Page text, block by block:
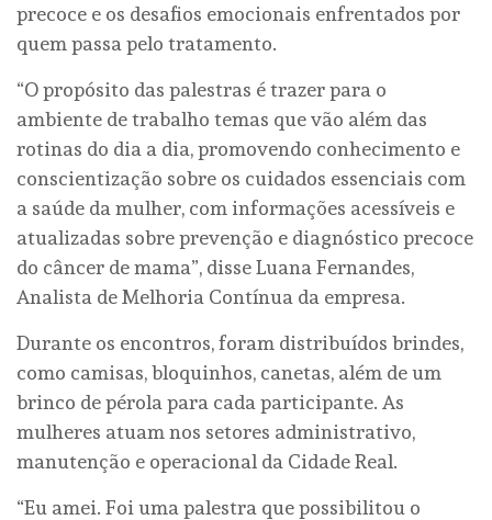
precoce e os desafios emocionais enfrentados por
quem passa pelo tratamento.
“O propósito das palestras é trazer para o
ambiente de trabalho temas que vão além das
rotinas do dia a dia, promovendo conhecimento e
conscientização sobre os cuidados essenciais com
a saúde da mulher, com informações acessíveis e
atualizadas sobre prevenção e diagnóstico precoce
do câncer de mama”, disse Luana Fernandes,
Analista de Melhoria Contínua da empresa.
Durante os encontros, foram distribuídos brindes,
como camisas, bloquinhos, canetas, além de um
brinco de pérola para cada participante. As
mulheres atuam nos setores administrativo,
manutenção e operacional da Cidade Real.
“Eu amei. Foi uma palestra que possibilitou o